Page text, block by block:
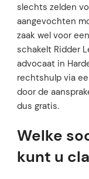
slechts zelden
aangevochten
zaak wel voor
schakelt Ridder
advocaat in
rechtshulp via
door de
dus gratis.
Welke
kunt u